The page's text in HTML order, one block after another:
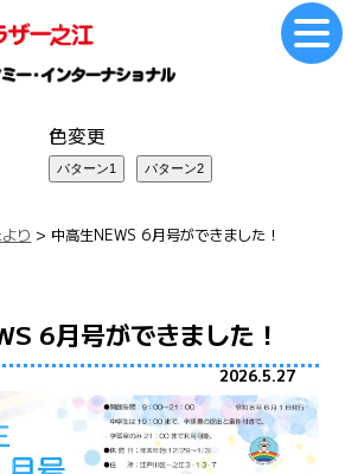
色変更
り > 中高生NEWS 6月号ができました！
6月号ができました！
2026.5.27